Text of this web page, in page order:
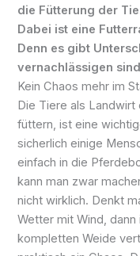
die Fütterung der
Dabei ist eine
Denn es gibt
vernachlässigen
Kein Chaos mehr im
Die Tiere als Landwirt
füttern, ist eine
sicherlich einige
einfach in die
kann man zwar
nicht wirklich. Denkt
Wetter mit Wind,
kompletten Weide